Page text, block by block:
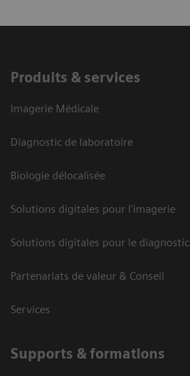
Produits & services
Imagerie Médicale
Diagnostic de laboratoire
Biologie délocalisée
Solutions digitales pour l'imagerie
Solutions digitales pour le diagnostic
Partenariats de valeur & Conseil
Services
Supports & formations